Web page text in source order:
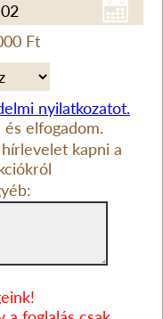
Ft
nyilatkozatot.
elfogadom.
kapni a